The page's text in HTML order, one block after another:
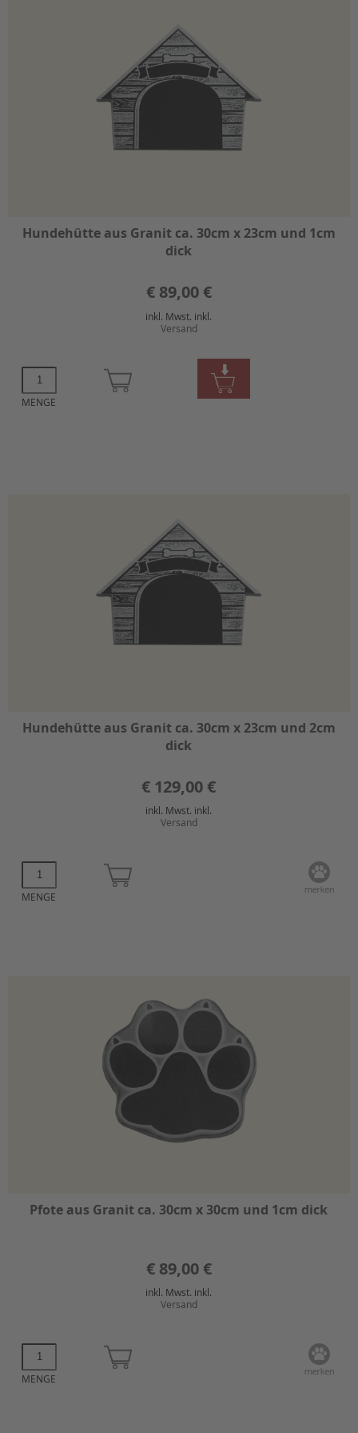
Hundehütte aus Granit ca. 30cm x 23cm und 1cm
dick
€89,00 €
inkl. Mwst. inkl.
Versand
MENGE
Hundehütte aus Granit ca. 30cm x 23cm und 2cm
dick
€ 129,00 €
inkl. Mwst. inkl.
Versand
MENGE
Pfote aus Granit ca. 30cm x 30cm und 1cm dick
€89,00 €
inkl. Mwst. inkl.
Versand
MENGE